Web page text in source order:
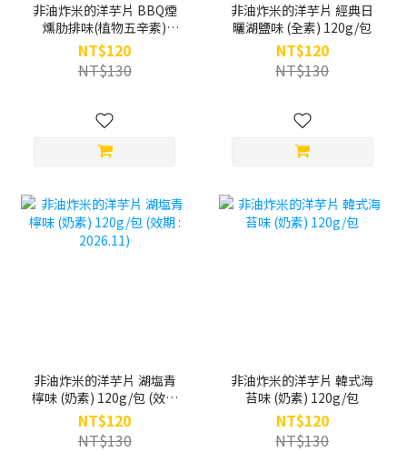
非油炸米的洋芋片 BBQ煙
燻肋排味(植物五辛素)
120g/包 (效期 : 2026.09)
NT$120
NT$130
非油炸米的洋芋片 經典日
曬湖鹽味 (全素) 120g/包
NT$120
NT$130
非油炸米的洋芋片 湖塩青
檸味 (奶素) 120g/包 (效期
: 2026.11)
NT$120
NT$130
非油炸米的洋芋片 韓式海
苔味 (奶素) 120g/包
NT$120
NT$130